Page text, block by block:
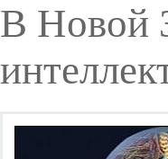
В Новой